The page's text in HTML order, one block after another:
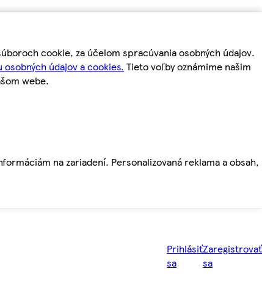
cookie, za účelom spracúvania osobných údajov.
údajov a cookies. Tieto voľby oznámime našim
webe.
na zariadení. Personalizovaná reklama a obsah,
Prihlásiť
sa
Zaregistrovať
sa